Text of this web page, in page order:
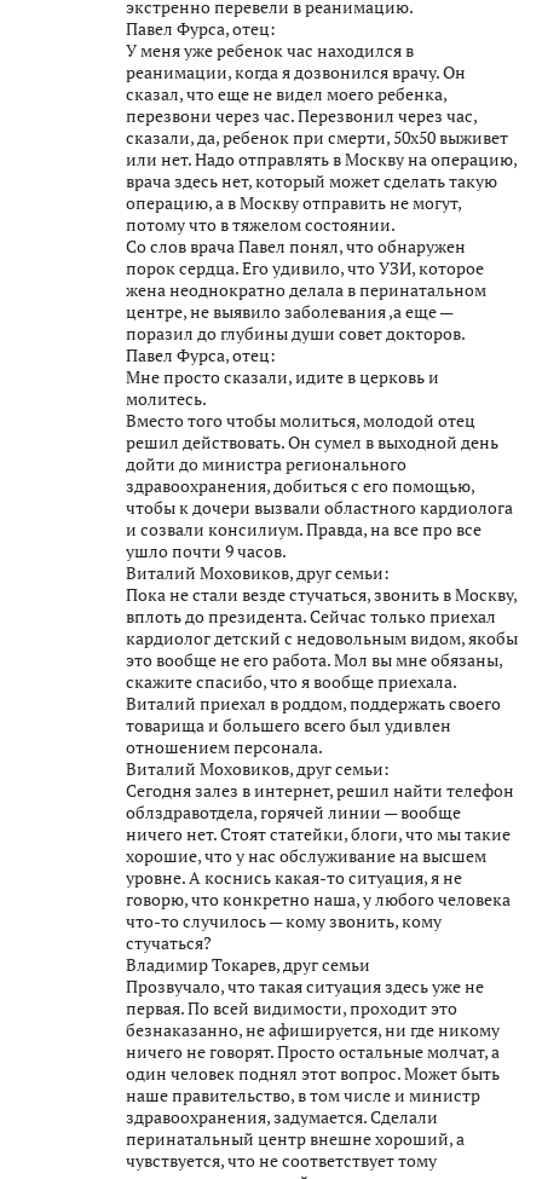
экстренно перевели в реанимацию.
Павел Фурса, отец:
У меня уже ребенок час находился в
реанимации, когда я дозвонился врачу. Он
сказал, что еще не видел моего ребенка,
перезвони через час. Перезвонил через час,
сказали, да, ребенок при смерти, 50х50 выживет
или нет. Надо отправлять в Москву на операцию,
врача здесь нет, который может сделать такую
операцию, а в Москву отправить не могут,
потому что в тяжелом состоянии.
Со слов врача Павел понял, что обнаружен
порок сердца. Его удивило, что УЗИ, которое
жена неоднократно делала в перинатальном
центре, не выявило заболевания ,а еще —
поразил до глубины души совет докторов.
Павел Фурса, отец:
Мне просто сказали, идите в церковь и
молитесь.
Вместо того чтобы молиться, молодой отец
решил действовать. Он сумел в выходной день
дойти до министра регионального
здравоохранения, добиться с его помощью,
чтобы к дочери вызвали областного кардиолога
и созвали консилиум. Правда, на все про все
ушло почти 9 часов.
Виталий Моховиков, друг семьи:
Пока не стали везде стучаться, звонить в Москву,
вплоть до президента. Сейчас только приехал
кардиолог детский с недовольным видом, якобы
это вообще не его работа. Мол вы мне обязаны,
скажите спасибо, что я вообще приехала.
Виталий приехал в роддом, поддержать своего
товарища и большего всего был удивлен
отношением персонала.
Виталий Моховиков, друг семьи:
Сегодня залез в интернет, решил найти телефон
облздравотдела, горячей линии — вообще
ничего нет. Стоят статейки, блоги, что мы такие
хорошие, что у нас обслуживание на высшем
уровне. А коснись какая-то ситуация, я не
говорю, что конкретно наша, у любого человека
что-то случилось — кому звонить, кому
стучаться?
Владимир Токарев, друг семьи
Прозвучало, что такая ситуация здесь уже не
первая. По всей видимости, проходит это
безнаказанно, не афишируется, ни где никому
ничего не говорят. Просто остальные молчат, а
один человек поднял этот вопрос. Может быть
наше правительство, в том числе и министр
здравоохранения, задумается. Сделали
перинатальный центр внешне хороший, а
чувствуется, что не соответствует тому